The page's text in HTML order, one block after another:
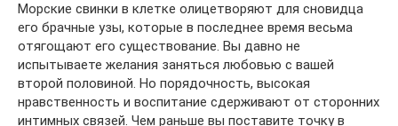
Морские свинки в клетке олицетворяют для сновидца
его брачные узы, которые в последнее время весьма
отягощают его существование. Вы давно не
испытываете желания заняться любовью с вашей
второй половиной. Но порядочность, высокая
нравственность и воспитание сдерживают от сторонних
интимных связей. Чем раньше вы поставите точку в